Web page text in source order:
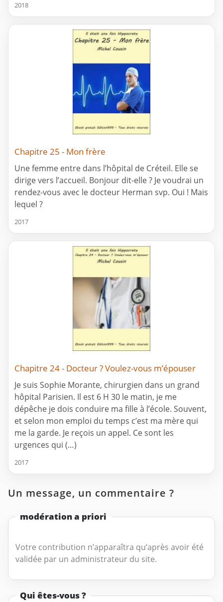
2018
Chapitre 25 - Mon frère
Une femme entre dans l’hôpital de Créteil. Elle se
dirige vers l’accueil. Bonjour dit-elle ? Je voudrai un
rendez-vous avec le docteur Herman svp. Oui ! Mais
lequel ?
2017
Chapitre 24 - Docteur ? Voulez-vous m’épouser
Je suis Sophie Morante, chirurgien dans un grand
hôpital Parisien. Il est 6 H 30 le matin, je me
dépêche je dois conduire ma fille à l’école. Souvent,
et selon mon emploi du temps c’est ma mère qui
me la garde. Je reçois un appel. Ce sont les
urgences qui (…)
2017
Un message, un commentaire ?
modération a priori
Votre contribution n’apparaîtra qu’après avoir été
validée par un administrateur du site.
Qui êtes-vous ?